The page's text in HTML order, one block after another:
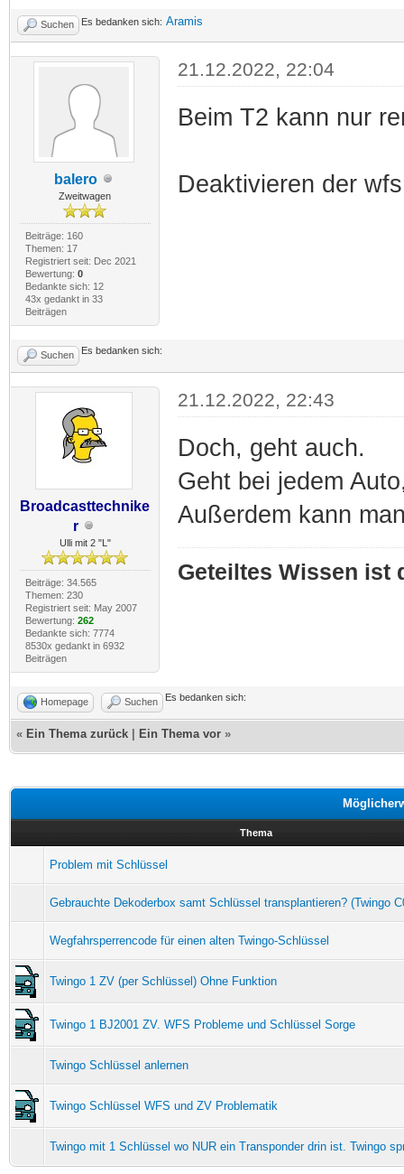
Suchen Es bedanken sich: Aramis
balero
Zweitwagen
Beiträge: 160
Themen: 17
Registriert seit: Dec 2021
Bewertung: 0
Bedankte sich: 12
43x gedankt in 33
Beiträgen
21.12.2022, 22:04
Beim T2 kann nur
Deaktivieren der
Suchen Es bedanken sich:
Broadcasttechnike
r
Ulli mit 2 "L"
Beiträge: 34.565
Themen: 230
Registriert seit: May 2007
Bewertung: 262
Bedankte sich: 7774
8530x gedankt in 6932
Beiträgen
21.12.2022, 22:43
Doch, geht auch.
Geht bei jedem
Außerdem kann
Geteiltes Wissen ist
Homepage Suchen Es bedanken sich:
« Ein Thema zurück Ein Thema vor »
Thema
Problem mit Schlüssel
Gebrauchte Dekoderbox samt Schlüssel transplantieren? (Twingo
Wegfahrsperrencode für einen alten Twingo-Schlüssel
Twingo 1 ZV (per Schlüssel) Ohne Funktion
Twingo 1 BJ2001 ZV. WFS Probleme und Schlüssel Sorge
Twingo Schlüssel anlernen
Twingo Schlüssel WFS und ZV Problematik
Twingo mit 1 Schlüssel wo NUR ein Transponder drin ist. Twingo